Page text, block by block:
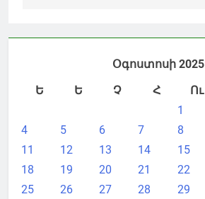
Օգոստոսի 2025
Ե
Ե Չ Հ Ու
1
4
5 6 7 8
11
12 13 14 15
18
19 20 21 22
25
26 27 28 29